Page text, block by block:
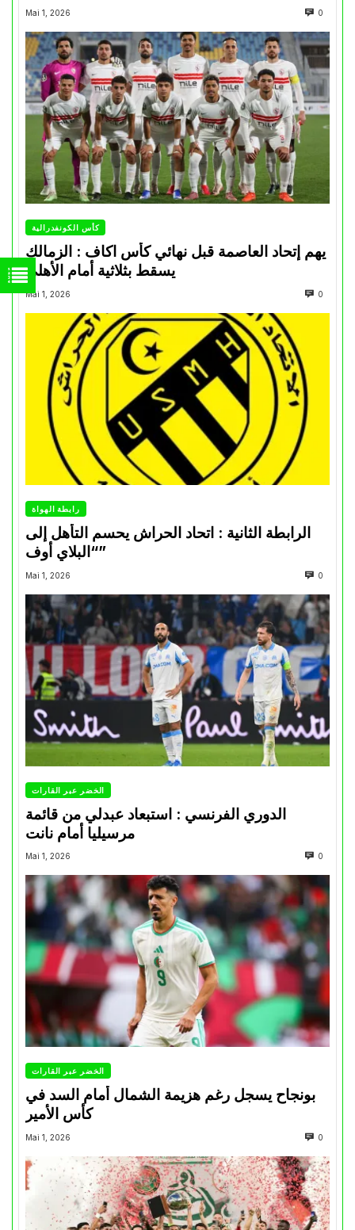
Mai 1, 2026 0
كأس الكونفدرالية
يهم إتحاد العاصمة قبل نهائي كأس اكاف : الزمالك
Mai 1, 2026 0
رابطة الهواة
الرابطة الثانية : اتحاد الحراش يحسم التأهل إلى
“البلاي أوف”
Mai 1, 2026 0
الخضر عبر القارات
الدوري الفرنسي : استبعاد عبدلي من قائمة
مرسيليا أمام نانت
Mai 1, 2026 0
الخضر عبر القارات
بونجاح يسجل رغم هزيمة الشمال أمام السد في
كأس الأمير
Mai 1, 2026 0